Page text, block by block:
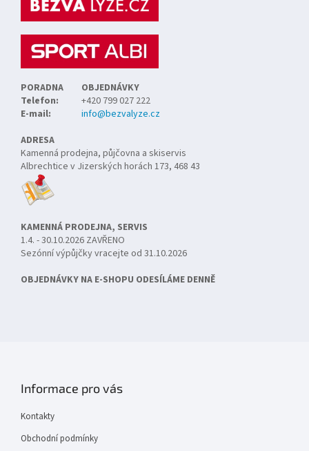
PORADNA
OBJEDNÁVKY
Telefon:
+420 799 027 222
E-mail:
info@bezvalyze.cz
ADRESA
Kamenná prodejna, půjčovna a skiservis
Albrechtice v Jizerských horách 173, 468 43
KAMENNÁ PRODEJNA, SERVIS
1.4. - 30.10.2026 ZAVŘENO
Sezónní výpůjčky vracejte od 31.10.2026
OBJEDNÁVKY NA E-SHOPU ODESÍLÁME DENNĚ
Informace pro vás
Kontakty
Obchodní podmínky